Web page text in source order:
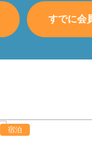
すでに会
宿泊